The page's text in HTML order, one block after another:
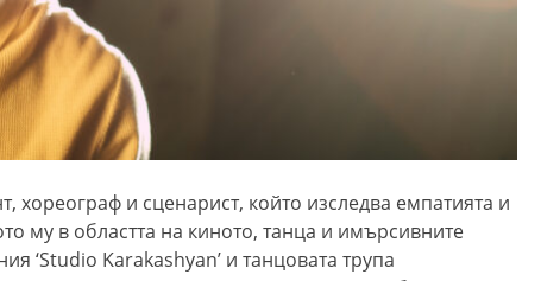
хореограф и сценарист, който изследва емпатията и
му в областта на киното, танца и имърсивните
‘Studio Karakashyan’ и танцовата трупа